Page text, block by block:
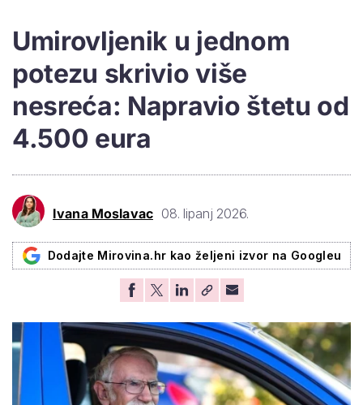
Umirovljenik u jednom
potezu skrivio više
nesreća: Napravio štetu od
4.500 eura
Ivana Moslavac 08. lipanj 2026.
Dodajte Mirovina.hr kao željeni izvor na Googleu